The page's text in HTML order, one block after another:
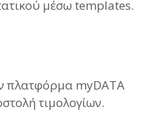
μέσω templates.
πλατφόρμα myDATA
τιμολογίων.